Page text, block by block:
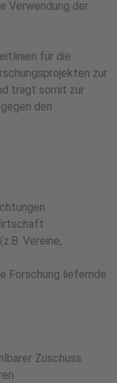
Verwendung der
für die
zur
trägt somit zur
den
Vereine,
Forschung liefernde
Zuschuss